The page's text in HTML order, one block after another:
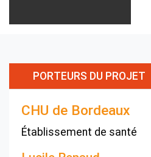
PORTEURS DU PROJET
CHU de Bordeaux
Établissement de santé